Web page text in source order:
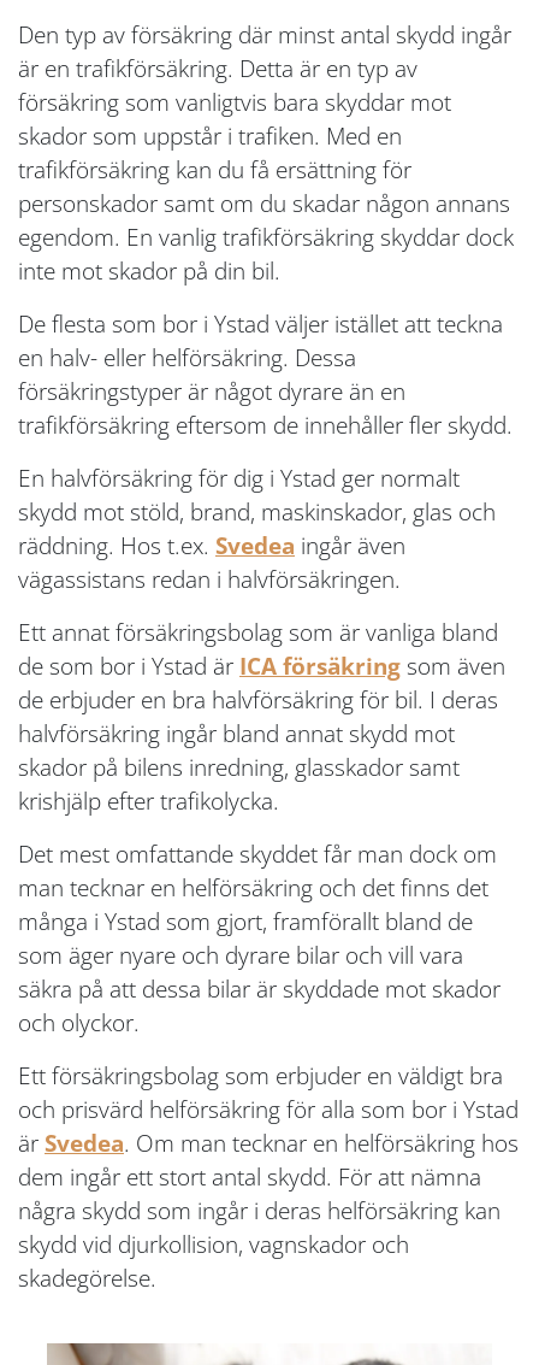
Den typ av försäkring där minst antal skydd ingår
är en trafikförsäkring. Detta är en typ av
försäkring som vanligtvis bara skyddar mot
skador som uppstår i trafiken. Med en
trafikförsäkring kan du få ersättning för
personskador samt om du skadar någon annans
egendom. En vanlig trafikförsäkring skyddar dock
inte mot skador på din bil.
De flesta som bor i Ystad väljer istället att teckna
en halv- eller helförsäkring. Dessa
försäkringstyper är något dyrare än en
trafikförsäkring eftersom de innehåller fler skydd.
En halvförsäkring för dig i Ystad ger normalt
skydd mot stöld, brand, maskinskador, glas och
räddning. Hos t.ex. Svedea ingår även
vägassistans redan i halvförsäkringen.
Ett annat försäkringsbolag som är vanliga bland
de som bor i Ystad är ICA försäkring som även
de erbjuder en bra halvförsäkring för bil. I deras
halvförsäkring ingår bland annat skydd mot
skador på bilens inredning, glasskador samt
krishjälp efter trafikolycka.
Det mest omfattande skyddet får man dock om
man tecknar en helförsäkring och det finns det
många i Ystad som gjort, framförallt bland de
som äger nyare och dyrare bilar och vill vara
säkra på att dessa bilar är skyddade mot skador
och olyckor.
Ett försäkringsbolag som erbjuder en väldigt bra
och prisvärd helförsäkring för alla som bor i Ystad
är Svedea. Om man tecknar en helförsäkring hos
dem ingår ett stort antal skydd. För att nämna
några skydd som ingår i deras helförsäkring kan
skydd vid djurkollision, vagnskador och
skadegörelse.